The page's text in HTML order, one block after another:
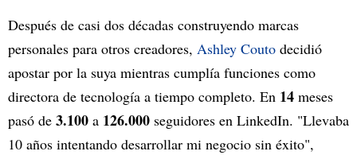
Después de casi dos décadas construyendo marcas
personales para otros creadores, Ashley Couto decidió
apostar por la suya mientras cumplía funciones como
directora de tecnología a tiempo completo. En 14 meses
pasó de 3.100 a 126.000 seguidores en LinkedIn. "Llevaba
10 años intentando desarrollar mi negocio sin éxito",